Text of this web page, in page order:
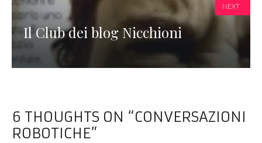
Il Club dei blog Nicchioni
NEXT
6 THOUGHTS ON “CONVERSAZIONI
ROBOTICHE”